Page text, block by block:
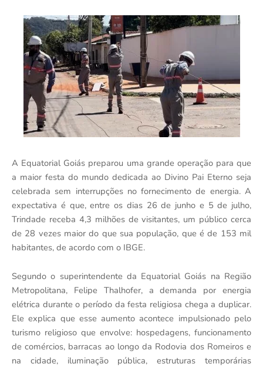
A Equatorial Goiás preparou uma grande operação para que
a maior festa do mundo dedicada ao Divino Pai Eterno seja
celebrada sem interrupções no fornecimento de energia. A
expectativa é que, entre os dias 26 de junho e 5 de julho,
Trindade receba 4,3 milhões de visitantes, um público cerca
de 28 vezes maior do que sua população, que é de 153 mil
habitantes, de acordo com o IBGE.
Segundo o superintendente da Equatorial Goiás na Região
Metropolitana, Felipe Thalhofer, a demanda por energia
elétrica durante o período da festa religiosa chega a duplicar.
Ele explica que esse aumento acontece impulsionado pelo
turismo religioso que envolve: hospedagens, funcionamento
de comércios, barracas ao longo da Rodovia dos Romeiros e
na cidade, iluminação pública, estruturas temporárias